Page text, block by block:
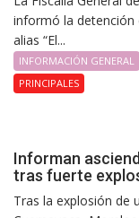
informó la detención
alias “El...
INFORMACIÓN GENERAL
PRINCIPALES
Informan
tras fuerte
Tras la explosión de